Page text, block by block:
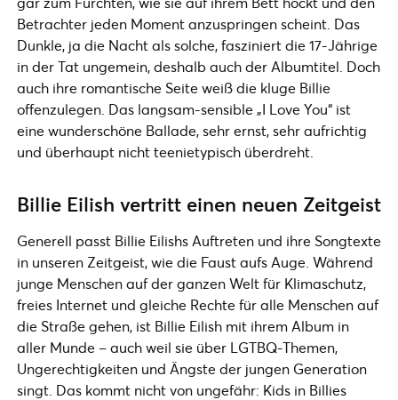
Betrachter jeden Moment anzuspringen scheint. Das
Dunkle, ja die Nacht als solche, fasziniert die 17-Jährige
in der Tat ungemein, deshalb auch der Albumtitel. Doch
auch ihre romantische Seite weiß die kluge Billie
offenzulegen. Das langsam-sensible „I Love You“ ist
eine wunderschöne Ballade, sehr ernst, sehr aufrichtig
und überhaupt nicht teenietypisch überdreht.
Billie Eilish vertritt einen neuen Zeitgeist
Generell passt Billie Eilishs Auftreten und ihre Songtexte
in unseren Zeitgeist, wie die Faust aufs Auge. Während
junge Menschen auf der ganzen Welt für Klimaschutz,
freies Internet und gleiche Rechte für alle Menschen auf
die Straße gehen, ist Billie Eilish mit ihrem Album in
aller Munde – auch weil sie über LGTBQ-Themen,
Ungerechtigkeiten und Ängste der jungen Generation
singt. Das kommt nicht von ungefähr: Kids in Billies